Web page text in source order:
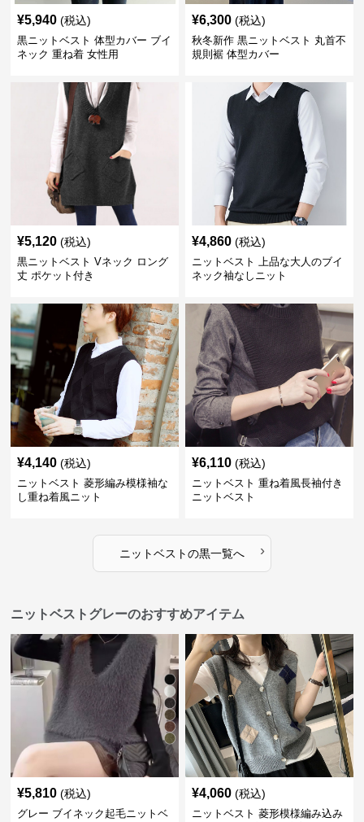
¥5,940 (税込)
黒ニットベスト 体型カバー ブイ
ネック 重ね着 女性用
¥6,300 (税込)
秋冬新作 黒ニットベスト 丸首不
規則裾 体型カバー
¥5,120 (税込)
黒ニットベスト Vネック ロング
丈 ポケット付き
¥4,860 (税込)
ニットベスト 上品な大人のブイ
ネック袖なしニット
¥4,140 (税込)
ニットベスト 菱形編み模様袖な
し重ね着風ニット
¥6,110 (税込)
ニットベスト 重ね着風長袖付き
ニットベスト
ニットベストの黒一覧へ ›
ニットベストグレーのおすすめアイテム
¥5,810 (税込)
グレー ブイネック起毛ニットベ
¥4,060 (税込)
ニットベスト 菱形模様編み込み